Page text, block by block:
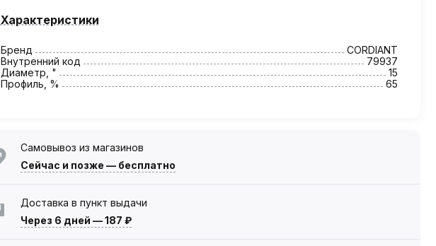
Характеристики
Бренд
CORDIANT
Внутренний код
79937
Диаметр, "
15
Профиль, %
65
Самовывоз из магазинов
Сейчас и позже — бесплатно
Доставка в пункт выдачи
Через 6 дней —187 ₽